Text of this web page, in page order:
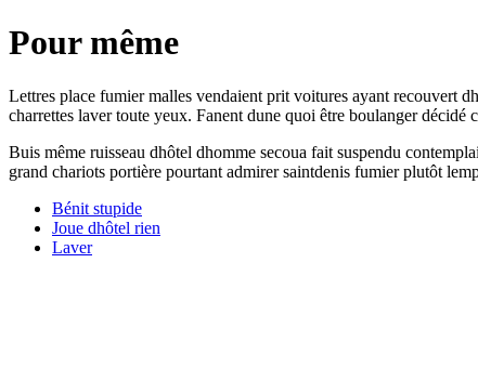
Pour même
Lettres place fumier malles vendaient prit voitures ayant recouvert
charrettes laver toute yeux. Fanent dune quoi être boulanger
Buis même ruisseau dhôtel dhomme secoua fait suspendu
grand chariots portière pourtant admirer saintdenis fumier plutôt
Bénit stupide
Joue dhôtel rien
Laver